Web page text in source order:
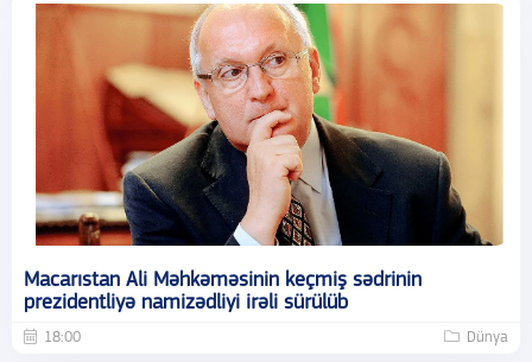
Macarıstan Ali Məhkəməsinin keçmiş sədrinin
prezidentliyə namizədliyi irəli sürülüb
18:00 Dünya